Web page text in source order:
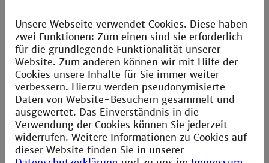
Prof. Dr. Philipp Wiedemann
Prof. Dr. Thomas Beuermann
Studienkommission
Zu den Aufgaben der Studienkommission gehört
es insbesondere, Empfehlungen zur
Unsere Webseite verwendet Cookies. Diese haben
zwei Funktionen: Zum einen sind sie erforderlich
für die grundlegende Funktionalität unserer
Website. Zum anderen können wir mit Hilfe der
Cookies unsere Inhalte für Sie immer weiter
verbessern. Hierzu werden pseudonymisierte
Daten von Website-Besuchern gesammelt und
ausgewertet. Das Einverständnis in die
Verwendung der Cookies können Sie jederzeit
widerrufen. Weitere Informationen zu Cookies auf
dieser Website finden Sie in unserer